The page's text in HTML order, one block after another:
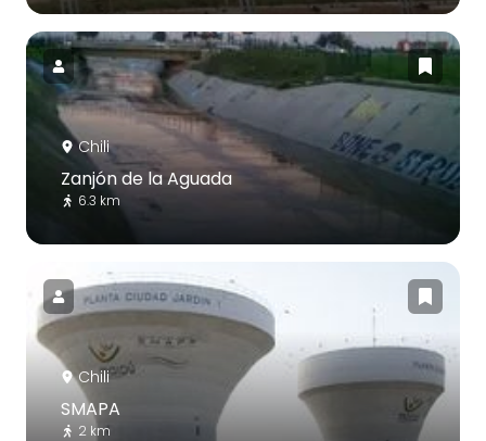
Chili
Zanjón de la Aguada
6.3 km
Chili
SMAPA
2 km